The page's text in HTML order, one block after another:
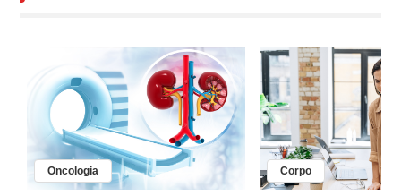
Oncologia Corpo